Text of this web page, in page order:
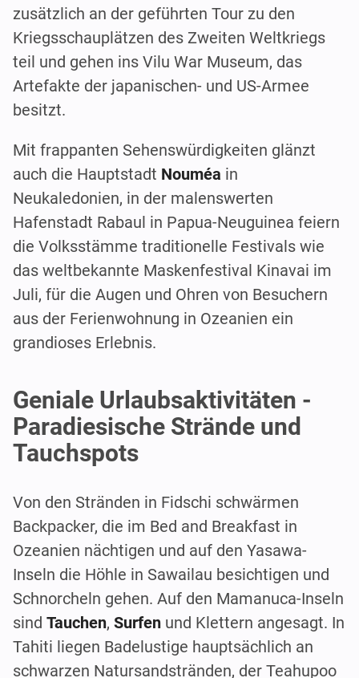
zusätzlich an der geführten Tour zu den
Kriegsschauplätzen des Zweiten Weltkriegs
teil und gehen ins Vilu War Museum, das
Artefakte der japanischen- und US-Armee
besitzt.
Mit frappanten Sehenswürdigkeiten glänzt
auch die Hauptstadt Nouméa in
Neukaledonien, in der malenswerten
Hafenstadt Rabaul in Papua-Neuguinea feiern
die Volksstämme traditionelle Festivals wie
das weltbekannte Maskenfestival Kinavai im
Juli, für die Augen und Ohren von Besuchern
aus der Ferienwohnung in Ozeanien ein
grandioses Erlebnis.
Geniale Urlaubsaktivitäten -
Paradiesische Strände und
Tauchspots
Von den Stränden in Fidschi schwärmen
Backpacker, die im Bed and Breakfast in
Ozeanien nächtigen und auf den Yasawa-
Inseln die Höhle in Sawailau besichtigen und
Schnorcheln gehen. Auf den Mamanuca-Inseln
sind Tauchen, Surfen und Klettern angesagt. In
Tahiti liegen Badelustige hauptsächlich an
schwarzen Natursandstränden, der Teahupoo